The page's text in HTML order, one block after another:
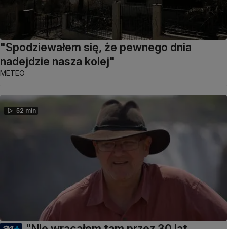
"Spodziewałem się, że pewnego dnia
nadejdzie nasza kolej"
METEO
52 min